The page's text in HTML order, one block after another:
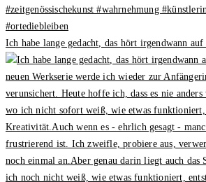
Ich habe lange gedacht, das hört irgendwann auf